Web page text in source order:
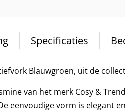
Specificaties
Blauwgroen, uit de
van het merk Cosy &
eenvoudige vorm is elegant